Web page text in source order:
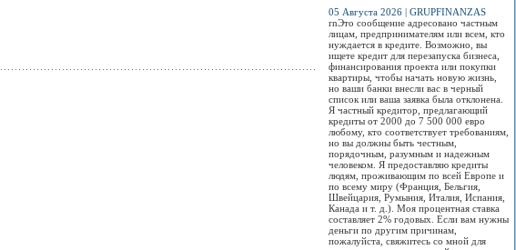
05 Августа 2026 | GRUPFINANZAS
rnЭто сообщение адресовано частным
лицам, предпринимателям или всем, кто
нуждается в кредите. Возможно, вы
ищете кредит для перезапуска бизнеса,
финансирования проекта или покупки
квартиры, чтобы начать новую жизнь,
но ваши банки внесли вас в черный
список или ваша заявка была отклонена.
Я частный кредитор, предлагающий
кредиты от 2000 до 7 500 000 евро
любому, кто соответствует требованиям,
но вы должны быть честным,
порядочным, разумным и надежным
человеком. Я предоставляю кредиты
людям, проживающим по всей Европе и
по всему миру (Франция, Бельгия,
Швейцария, Румыния, Италия, Испания,
Канада и т. д.). Моя процентная ставка
составляет 2% годовых. Если вам нужны
деньги по другим причинам,
пожалуйста, свяжитесь со мной для